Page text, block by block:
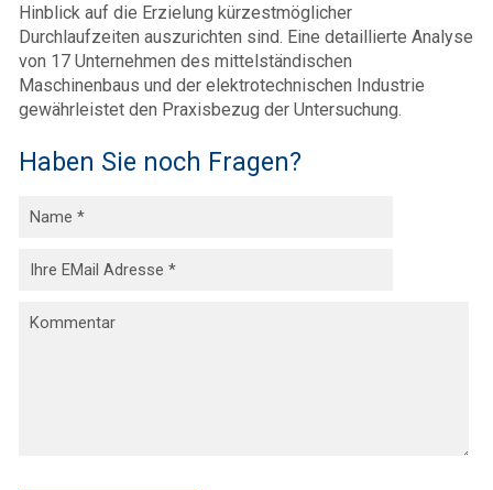
Hinblick auf die Erzielung kürzestmöglicher
Durchlaufzeiten auszurichten sind. Eine detaillierte Analyse
von 17 Unternehmen des mittelständischen
Maschinenbaus und der elektrotechnischen Industrie
gewährleistet den Praxisbezug der Untersuchung.
Haben Sie noch Fragen?